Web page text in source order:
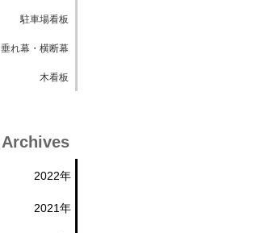
駐車場看板
垂れ幕・横断幕
木看板
Archives
2022年
2021年